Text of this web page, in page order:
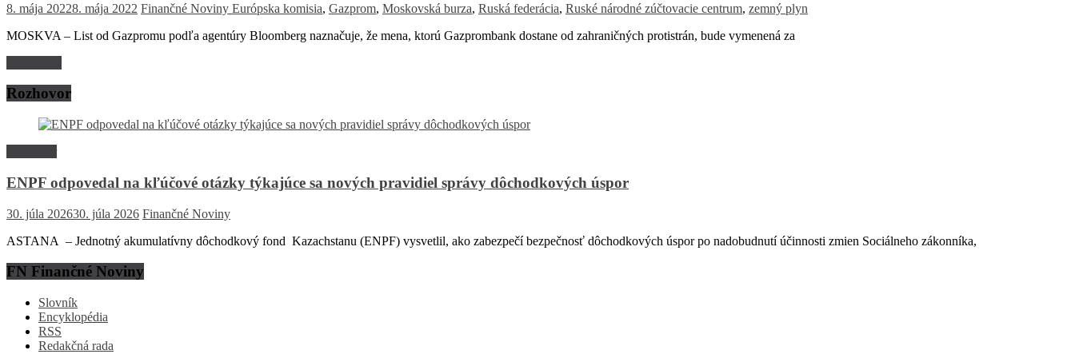
8. mája 20228. mája 2022 Finančné Noviny Európska komisia, Gazprom, Moskovská burza, Ruská federácia, Ruské národné zúčtovacie centrum, zemný plyn
MOSKVA – List od Gazpromu podľa agentúry Bloomberg naznačuje, že mena, ktorú Gazprombank dostane od zahraničných protistrán, bude vymenená za
Rozhovor
ENPF odpovedal na kľúčové otázky týkajúce sa nových pravidiel správy dôchodkových úspor
30. júla 202630. júla 2026 Finančné Noviny
ASTANA – Jednotný akumulatívny dôchodkový fond Kazachstanu (ENPF) vysvetlil, ako zabezpečí bezpečnosť dôchodkových úspor po nadobudnutí účinnosti zmien Sociálneho zákonníka,
FN Finančné Noviny
Slovník
Encyklopédia
RSS
Redakčná rada